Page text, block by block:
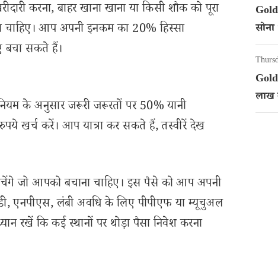
करना, बाहर खाना खाना या किसी शौक को पूरा
आप अपनी इनकम का 20% हिस्सा
बचा सकते हैं।
के अनुसार जरूरी जरूरतों पर 50% यानी
खर्च करें। आप यात्रा कर सकते हैं, तस्वीरें देख
जो आपको बचाना चाहिए। इस पैसे को आप अपनी
एनपीएस, लंबी अवधि के लिए पीपीएफ या म्यूचुअल
रखें कि कई स्थानों पर थोड़ा पैसा निवेश करना
लाख
का रेट